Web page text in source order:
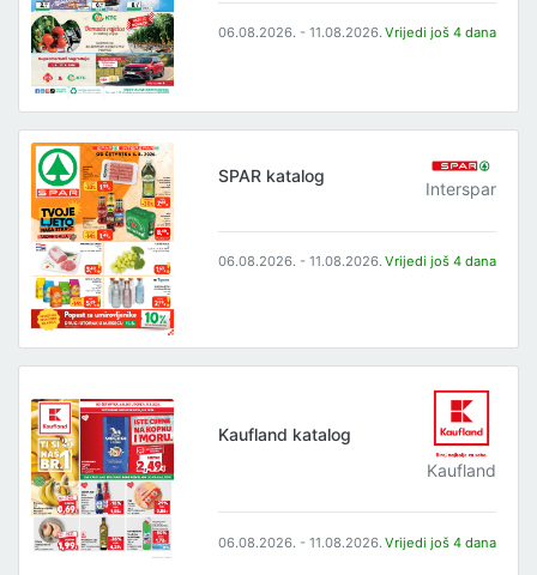
06.08.2026. - 11.08.2026. Vrijedi još 4 dana
SPAR katalog
Interspar
06.08.2026. - 11.08.2026. Vrijedi još 4 dana
Kaufland katalog
Kaufland
06.08.2026. - 11.08.2026. Vrijedi još 4 dana